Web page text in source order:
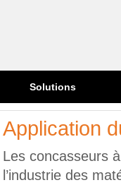
Solutions
Application
Les concasseurs
l’industrie des